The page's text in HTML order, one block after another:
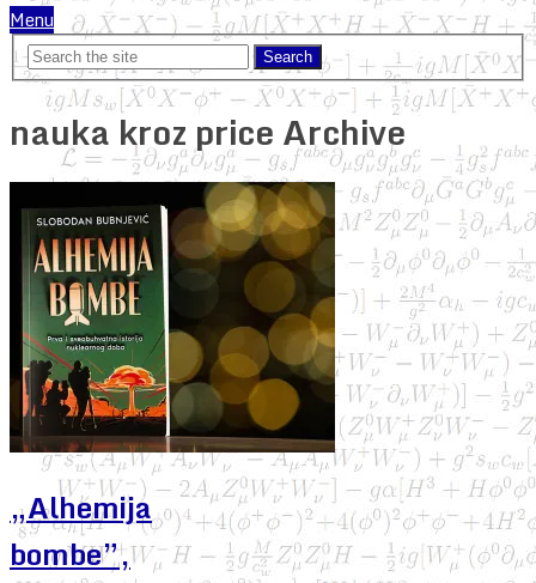
Menu
nauka kroz price Archive
„Alhemija
bombe”,